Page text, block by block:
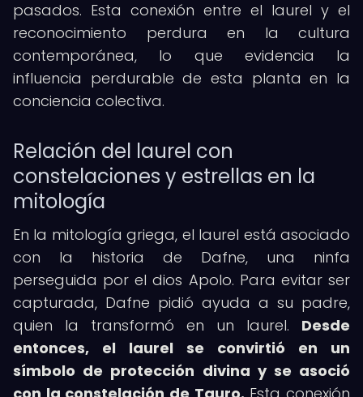
pasados. Esta conexión entre el laurel y el
reconocimiento perdura en la cultura
contemporánea, lo que evidencia la
influencia perdurable de esta planta en la
conciencia colectiva.
Relación del laurel con
constelaciones y estrellas en la
mitología
En la mitología griega, el laurel está asociado
con la historia de Dafne, una ninfa
perseguida por el dios Apolo. Para evitar ser
capturada, Dafne pidió ayuda a su padre,
quien la transformó en un laurel. Desde
entonces, el laurel se convirtió en un
símbolo de protección divina y se asoció